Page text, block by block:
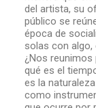
del artista, su
público se
época de
solas con algo,
¿Nos reunimos
qué es el
es la
como